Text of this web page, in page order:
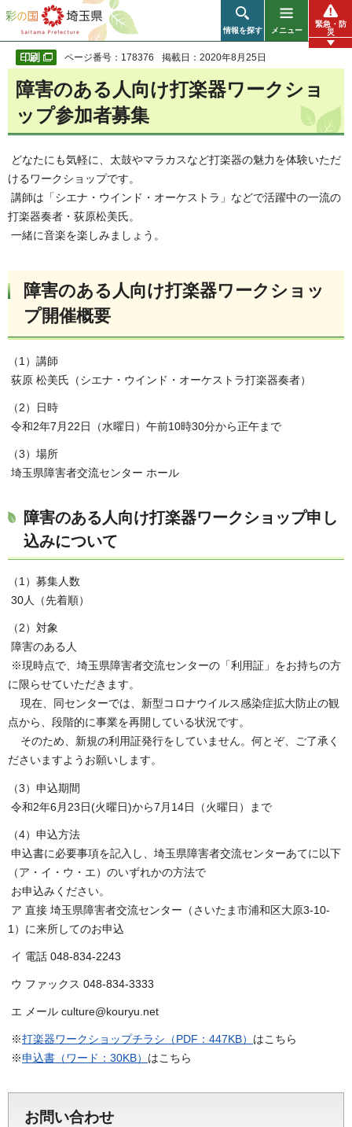
彩の国 埼玉県
情報を探す メニュー
緊急・防
災
ページ番号：178376 掲載日：2020年8月25日
障害のある人向け打楽器ワークショ
ップ参加者募集
どなたにも気軽に、太鼓やマラカスなど打楽器の魅力を体験いただ
けるワークショップです。
講師は「シエナ・ウインド・オーケストラ」などで活躍中の一流の
打楽器奏者・荻原松美氏。
一緒に音楽を楽しみましょう。
障害のある人向け打楽器ワークショッ
プ開催概要
（1）講師
荻原 松美氏（シエナ・ウインド・オーケストラ打楽器奏者）
（2）日時
令和2年7月22日（水曜日）午前10時30分から正午まで
（3）場所
埼玉県障害者交流センター ホール
障害のある人向け打楽器ワークショップ申し
込みについて
（1）募集人数
30人（先着順）
（2）対象
障害のある人
※現時点で、埼玉県障害者交流センターの「利用証」をお持ちの方
に限らせていただきます。
現在、同センターでは、新型コロナウイルス感染症拡大防止の観
点から、段階的に事業を再開している状況です。
そのため、新規の利用証発行をしていません。何とぞ、ご了承く
ださいますようお願いします。
（3）申込期間
令和2年6月23日(火曜日)から7月14日（火曜日）まで
（4）申込方法
申込書に必要事項を記入し、埼玉県障害者交流センターあてに以下
（ア・イ・ウ・エ）のいずれかの方法で
お申込みください。
ア 直接 埼玉県障害者交流センター（さいたま市浦和区大原3-10-
1）に来所してのお申込
イ 電話 048-834-2243
ウ ファックス 048-834-3333
エ メール culture@kouryu.net
※打楽器ワークショップチラシ（PDF：447KB） はこちら
※申込書（ワード：30KB） はこちら
お問い合わせ